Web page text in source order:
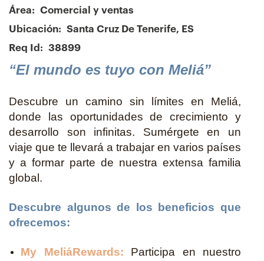
Área: Comercial y ventas
Ubicación: Santa Cruz De Tenerife, ES
Req Id: 38899
“El mundo es tuyo con Meliá”
Descubre un camino sin límites en Meliá,
donde las oportunidades de crecimiento y
desarrollo son infinitas. Sumérgete en un
viaje que te llevará a trabajar en varios países
y a formar parte de nuestra extensa familia
global.
Descubre algunos de los beneficios que
ofrecemos:
My MeliáRewards: Participa en nuestro